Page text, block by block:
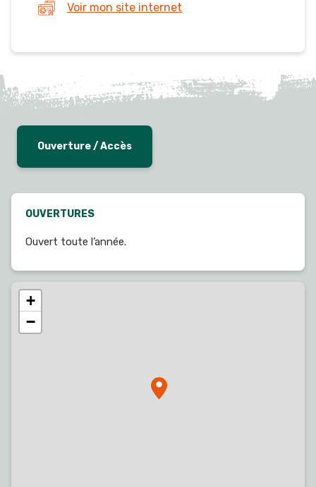
Voir mon site internet
Ouverture / Accès
OUVERTURES
Ouvert toute l’année.
+
−